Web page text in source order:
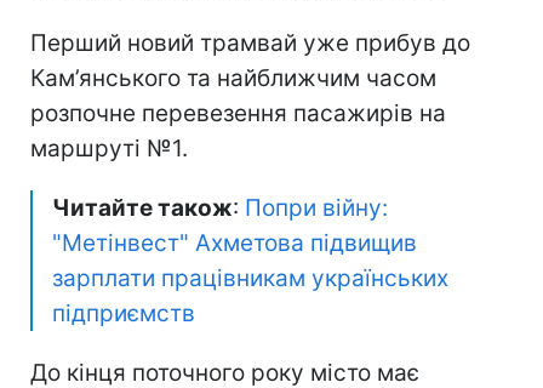
Перший новий трамвай уже прибув до
Кам’янського та найближчим часом
розпочне перевезення пасажирів на
маршруті №1.
Читайте також: Попри війну:
"Метінвест" Ахметова підвищив
зарплати працівникам українських
підприємств
До кінця поточного року місто має